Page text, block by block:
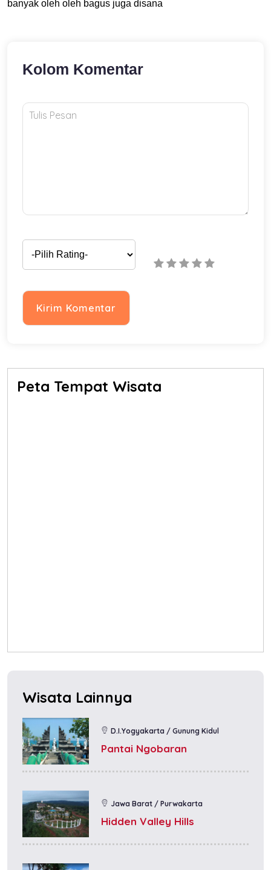
banyak oleh oleh bagus juga disana
Kolom Komentar
Peta Tempat Wisata
Wisata Lainnya
D.I.Yogyakarta / Gunung Kidul
Pantai Ngobaran
Jawa Barat / Purwakarta
Hidden Valley Hills